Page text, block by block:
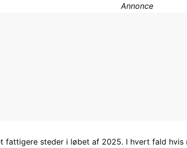
Annonce
fattigere steder i løbet af 2025. I hvert fald hvis